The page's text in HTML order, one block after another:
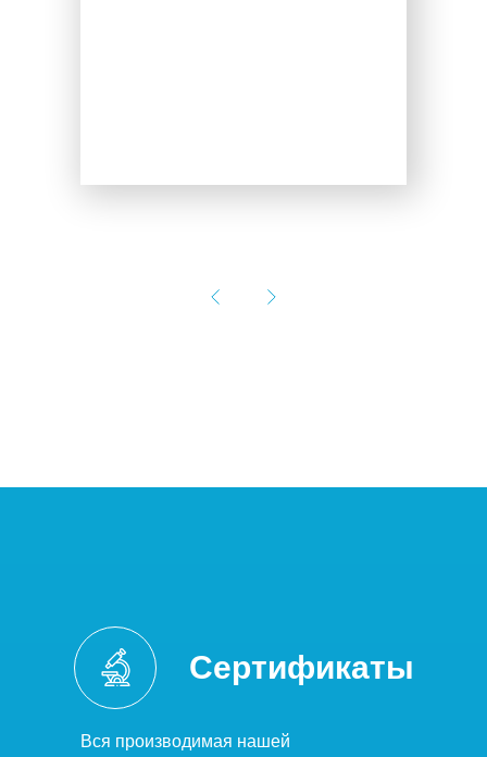
Вся производимая нашей
Сертификаты